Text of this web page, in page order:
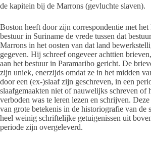
de kapitein bij de Marrons (gevluchte slaven).
Boston heeft door zijn correspondentie met het
bestuur in Suriname de vrede tussen dat
Marrons in het oosten van dat land
gegeven. Hij schreef ongeveer achttien
aan het bestuur in Paramaribo gericht. De
zijn uniek, enerzijds omdat ze in het midden
door een (ex-)slaaf zijn geschreven, in een
slaafgemaakten niet of nauwelijks schreven of
verboden was te leren lezen en schrijven.
van grote betekenis in de historiografie van de
heel weinig schriftelijke getuigenissen uit
periode zijn overgeleverd.